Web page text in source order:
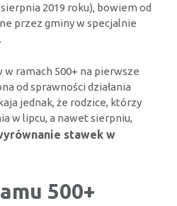
2019 roku), bowiem od
przez gminy w specjalnie
w ramach 500+ na pierwsze
od sprawności działania
jednak, że rodzice, którzy
w lipcu, a nawet sierpniu,
stawek w
500+